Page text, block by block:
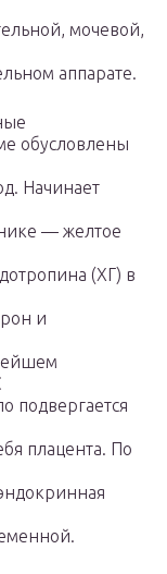
мочевой,
аппарате.
обусловлены
Начинает
— желтое
(ХГ) в
и
подвергается
плацента. По